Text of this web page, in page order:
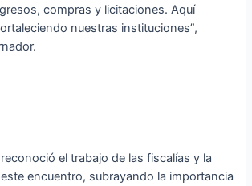
compras y licitaciones. Aquí
nuestras instituciones”,
el trabajo de las fiscalías y la
encuentro, subrayando la importancia